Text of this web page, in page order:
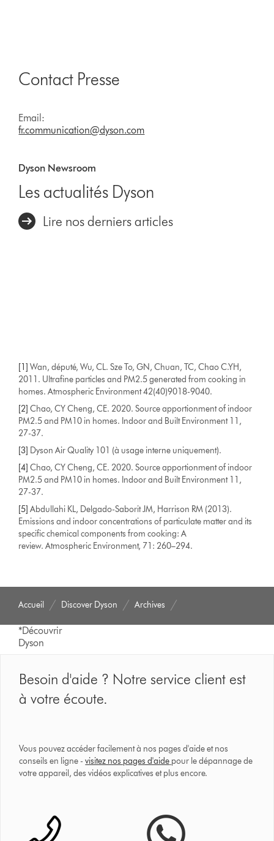
Contact Presse
Email:
fr.communication@dyson.com
Dyson Newsroom
Les actualités Dyson
Lire nos derniers articles
[1] Wan, député, Wu, CL. Sze To, GN, Chuan, TC, Chao C.YH,
2011. Ultrafine particles and PM2.5 generated from cooking in
homes. Atmospheric Environment 42(40)9018-9040.
[2] Chao, CY Cheng, CE. 2020. Source apportionment of indoor
PM2.5 and PM10 in homes. Indoor and Built Environment 11,
27-37.
[3] Dyson Air Quality 101 (à usage interne uniquement).
[4] Chao, CY Cheng, CE. 2020. Source apportionment of indoor
PM2.5 and PM10 in homes. Indoor and Built Environment 11,
27-37.
[5] Abdullahi KL, Delgado-Saborit JM, Harrison RM (2013).
Emissions and indoor concentrations of particulate matter and its
specific chemical components from cooking: A
review. Atmospheric Environment, 71: 260–294.
Accueil Discover Dyson Archives
*Découvrir
Dyson
Besoin d'aide ? Notre service client est
à votre écoute.
Vous pouvez accéder facilement à nos pages d'aide et nos
conseils en ligne -visitez nos pages d'aide pour le dépannage de
votre appareil, des vidéos explicatives et plus encore.